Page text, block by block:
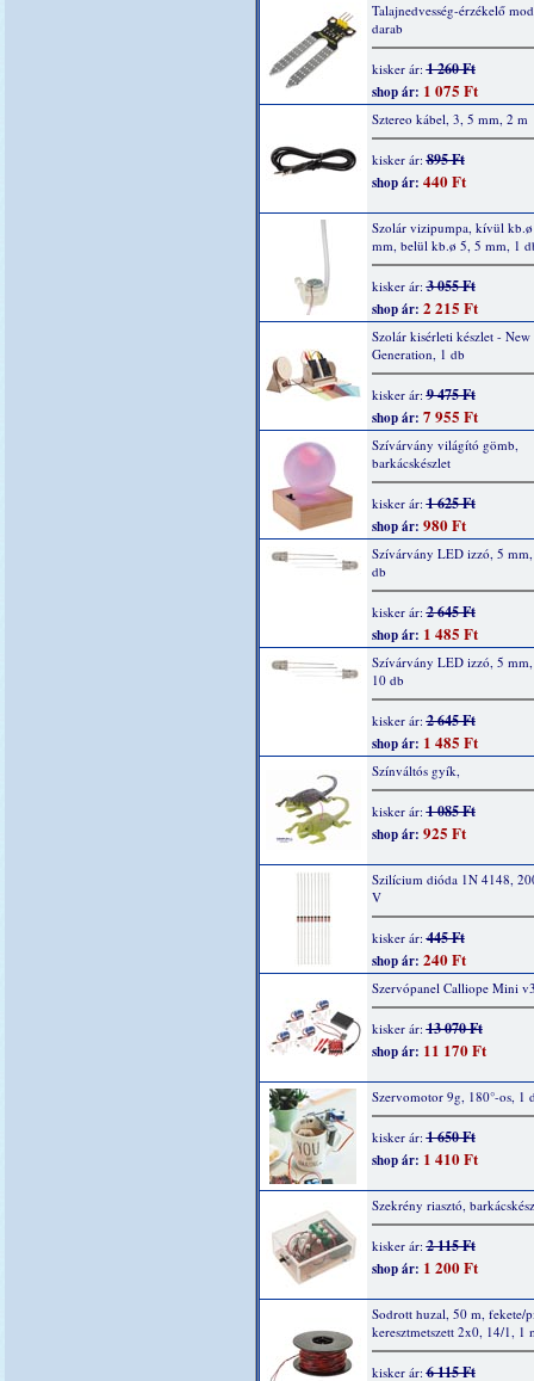
Talajnedvesség-érzékelő
darab
kisker ár:1 260 Ft
shop ár: 1 075 Ft
Sztereo kábel, 3, 5 mm, 2 m
kisker ár:895 Ft
shop ár: 440 Ft
Szolár vizipumpa, kívül
mm, belül kb.ø 5, 5 mm, 1
kisker ár:3 055 Ft
shop ár: 2 215 Ft
Szolár kisérleti készlet - New
Generation, 1 db
kisker ár:9 475 Ft
shop ár: 7 955 Ft
Szívárvány világító gömb,
barkácskészlet
kisker ár:1 625 Ft
shop ár: 980 Ft
Szívárvány LED izzó, 5 mm,
db
kisker ár:2 645 Ft
shop ár: 1 485 Ft
Szívárvány LED izzó, 5
10 db
kisker ár:2 645 Ft
shop ár: 1 485 Ft
Színváltós gyík,
kisker ár:1 085 Ft
shop ár: 925 Ft
Szilícium dióda 1N 4148,
V
kisker ár:445 Ft
shop ár: 240 Ft
Szervópanel Calliope Mini
kisker ár:13 070 Ft
shop ár: 11 170 Ft
Szervomotor 9g, 180°-os, 1
kisker ár:1 650 Ft
shop ár: 1 410 Ft
Szekrény riasztó,
kisker ár:2 115 Ft
shop ár: 1 200 Ft
Sodrott huzal, 50 m, fekete/
keresztmetszett 2x0, 14/1, 1
kisker ár:6 115 Ft